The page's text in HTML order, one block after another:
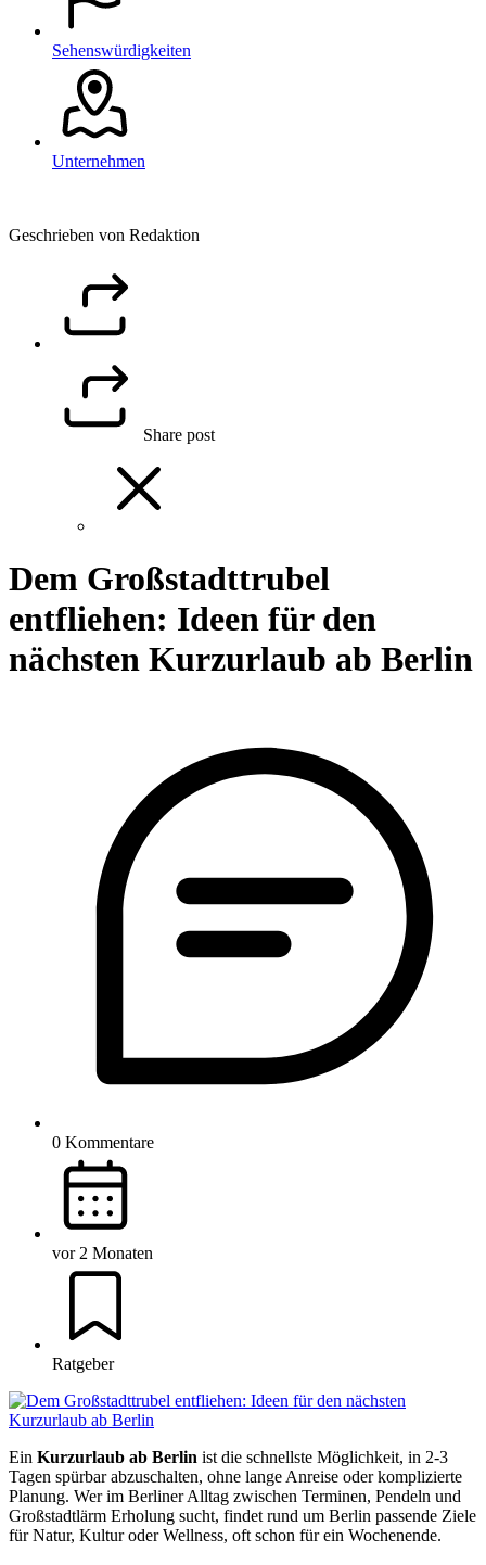
Sehenswürdigkeiten
Unternehmen
Geschrieben von Redaktion
Share post
Dem Großstadttrubel
entfliehen: Ideen für den
nächsten Kurzurlaub ab Berlin
0 Kommentare
vor 2 Monaten
Ratgeber
Ein Kurzurlaub ab Berlin ist die schnellste Möglichkeit, in 2-3
Tagen spürbar abzuschalten, ohne lange Anreise oder komplizierte
Planung. Wer im Berliner Alltag zwischen Terminen, Pendeln und
Großstadtlärm Erholung sucht, findet rund um Berlin passende Ziele
für Natur, Kultur oder Wellness, oft schon für ein Wochenende.